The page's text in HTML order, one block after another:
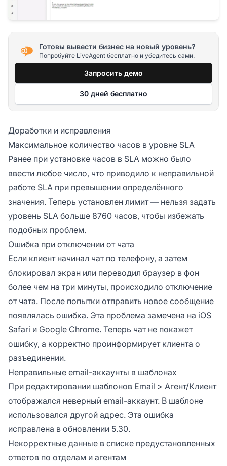
Готовы вывести бизнес на новый уровень?
Попробуйте LiveAgent бесплатно и убедитесь сами.
Запросить демо
30 дней бесплатно
Доработки и исправления
Максимальное количество часов в уровне SLA
Ранее при установке часов в SLA можно было
ввести любое число, что приводило к неправильной
работе SLA при превышении определённого
значения. Теперь установлен лимит — нельзя задать
уровень SLA больше 8760 часов, чтобы избежать
подобных проблем.
Ошибка при отключении от чата
Если клиент начинал чат по телефону, а затем
блокировал экран или переводил браузер в фон
более чем на три минуты, происходило отключение
от чата. После попытки отправить новое сообщение
появлялась ошибка. Эта проблема замечена на iOS
Safari и Google Chrome. Теперь чат не покажет
ошибку, а корректно проинформирует клиента о
разъединении.
Неправильные email-аккаунты в шаблонах
При редактировании шаблонов Email > Агент/Клиент
отображался неверный email-аккаунт. В шаблоне
использовался другой адрес. Эта ошибка
исправлена в обновлении 5.30.
Некорректные данные в списке предустановленных
ответов по отделам и агентам